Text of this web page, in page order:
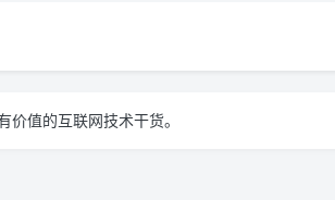
值的互联网技术干货。